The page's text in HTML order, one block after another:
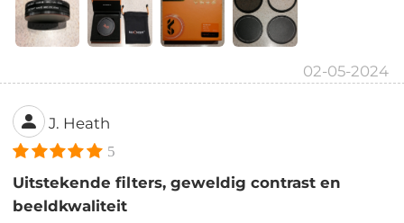
02-05-2024
J. Heath
5
Uitstekende filters, geweldig contrast en
beeldkwaliteit